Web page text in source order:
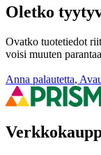
Oletko
Ovatko tuotetiedot
voisi muuten
Anna palautetta,